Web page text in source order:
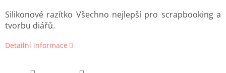
Silikonové razítko Všechno nejlepší pro scrapbooking a
tvorbu diářů.
Detailní informace